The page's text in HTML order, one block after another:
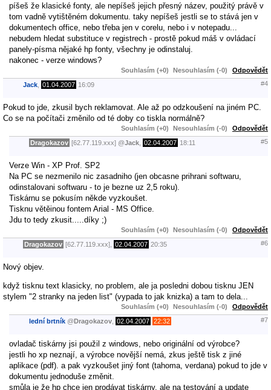
píšeš že klasické fonty, ale nepíšeš jejich přesný název, použitý právě v
tom vadně vytištěném dokumentu. taky nepíšeš jestli se to stává jen v
dokumentech office, nebo třeba jen v corelu, nebo i v notepadu...
nebudem hledat substituce v registrech - prostě pokud máš v ovládací
panely-písma nějaké hp fonty, všechny je odinstaluj.
nakonec - verze windows?
Souhlasím (+0) Nesouhlasím (-0) Odpovědět
Jack 01.04.2007 16:09 #4
Pokud to jde, zkusil bych reklamovat. Ale až po odzkoušení na jiném PC.
Co se na počítači změnilo od té doby co tiskla normálně?
Souhlasím (+0) Nesouhlasím (-0) Odpovědět
Dragokazov [62.77.119.xxx] @Jack 02.04.2007 18:11 #5
Verze Win - XP Prof. SP2
Na PC se nezmenilo nic zasadniho (jen obcasne prihrani softwaru,
odinstalovani softwaru - to je bezne uz 2,5 roku).
Tiskárnu se pokusím někde vyzkoušet.
Tisknu větěinou fontem Arial - MS Office.
Jdu to tedy zkusit.....díky ;)
Souhlasím (+0) Nesouhlasím (-0) Odpovědět
Dragokazov [62.77.119.xxx], 02.04.2007 20:35 #6
Nový objev.
když tisknu text klasicky, no problem, ale ja posledni dobou tisknu JEN
stylem "2 stranky na jeden list" (vypada to jak knizka) a tam to dela...
Souhlasím (+0) Nesouhlasím (-0) Odpovědět
lední brtník @Dragokazov 02.04.2007 22:32 #7
ovladač tiskárny jsi použil z windows, nebo originální od výrobce?
jestli ho xp neznají, a výrobce novější nemá, zkus ještě tisk z jiné
aplikace (pdf). a pak vyzkoušet jiný font (tahoma, verdana) pokud to jde v
dokumentu jednoduše změnit.
smůla je že hp chce jen prodávat tiskárny, ale na testování a update